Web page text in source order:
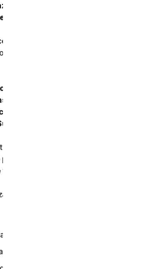
importanti su diritti e
o indicando in altro modo il
si accettano i termini e le
i termini e le condizioni del CLS:
accedere a o utilizzare i
il proprio Provider o il
Clienti.
più versioni del CLS per un
recente accettata è quella valida
precedenti.
e Servizi copre:
del Servizio
Software